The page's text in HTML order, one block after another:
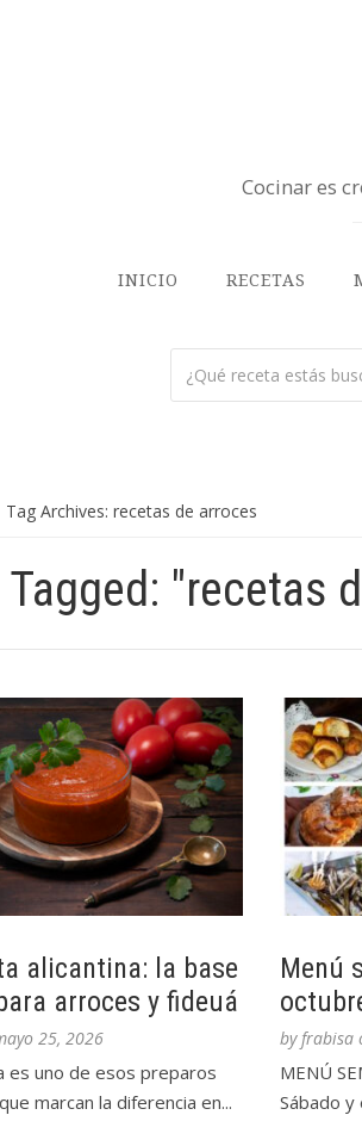
Cocinar es
INICIO RECETAS
Tag Archives: recetas de arroces
"recetas
alicantina: la base
arroces y fideuá
25, 2026
es uno de esos preparos
marcan la diferencia en...
Menú
byfrabisa
MENÚ
Sábado y